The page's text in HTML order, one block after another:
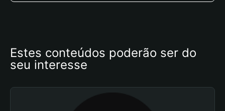
Estes conteúdos poderão ser do
seu interesse